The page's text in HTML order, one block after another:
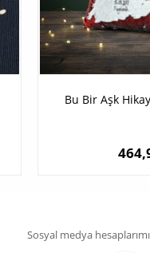
Bu Bir Aşk
Sosyal medya